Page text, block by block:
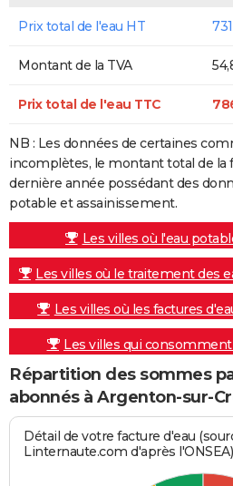
Prix total de l'eau HT
Montant de la TVA
Prix total de l'eau TTC
NB : Les données de certaines
incomplètes, le montant total de la
dernière année possédant des
potable et assainissement.
Les villes où l'eau
Les villes où le traitement des
Les villes où les factures
Les villes qui
Répartition des sommes
abonnés à Argenton-sur-
Détail de votre facture d'eau
Linternaute.com d'après l'ONSEA)